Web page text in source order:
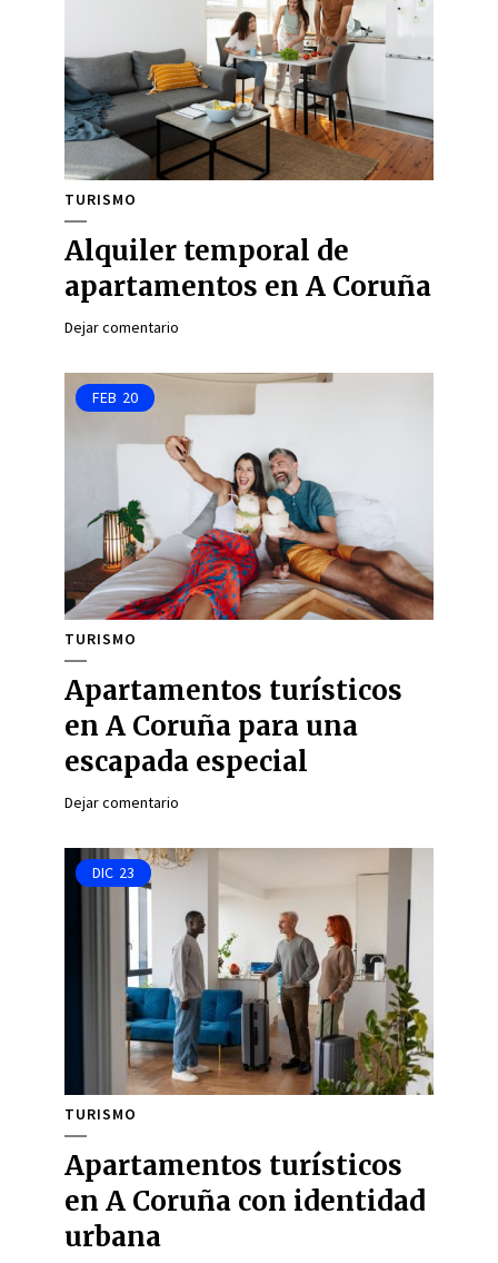
TURISMO
Alquiler temporal de
apartamentos en A Coruña
Dejar comentario
FEB 20
TURISMO
Apartamentos turísticos
en A Coruña para una
escapada especial
Dejar comentario
DIC 23
TURISMO
Apartamentos turísticos
en A Coruña con identidad
urbana